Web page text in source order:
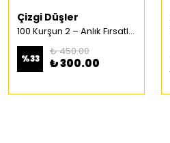
Çizgi Düşler
100 Kurşun 2 – Anlık Fırsatlar Türkçe Çizgi Roman
%33
₺ 450.00
₺ 300.00